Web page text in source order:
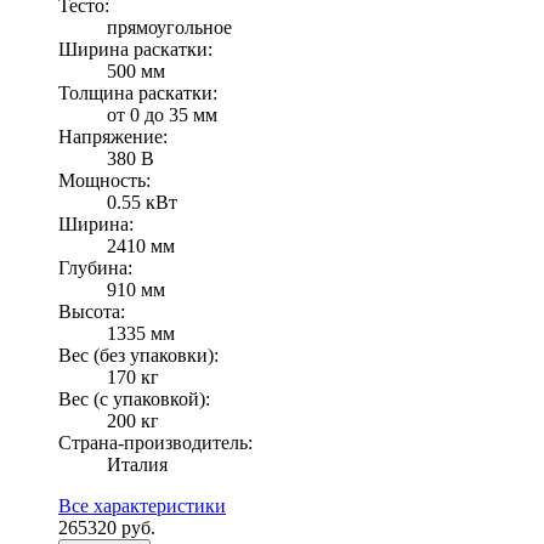
Тесто:
прямоугольное
Ширина раскатки:
500 мм
Толщина раскатки:
от 0 до 35 мм
Напряжение:
380 В
Мощность:
0.55 кВт
Ширина:
2410 мм
Глубина:
910 мм
Высота:
1335 мм
Вес (без упаковки):
170 кг
Вес (с упаковкой):
200 кг
Страна-производитель:
Италия
Все характеристики
265320 руб.